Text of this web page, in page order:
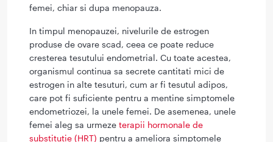
femei, chiar si dupa menopauza.
In timpul menopauzei, nivelurile de estrogen
produse de ovare scad, ceea ce poate reduce
cresterea tesutului endometrial. Cu toate acestea,
organismul continua sa secrete cantitati mici de
estrogen in alte tesuturi, cum ar fi tesutul adipos,
care pot fi suficiente pentru a mentine simptomele
endometriozei, la unele femei. De asemenea, unele
femei aleg sa urmeze terapii hormonale de
substitutie (HRT) pentru a ameliora simptomele